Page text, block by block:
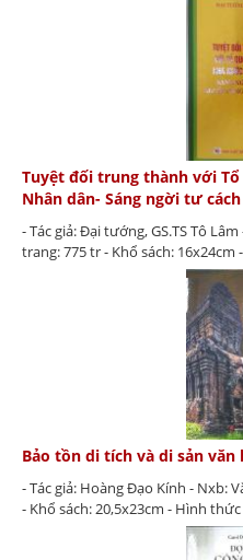
Tuyệt đối trung thành với
Nhân dân- Sáng ngời tư
- Tác giả: Đại tướng, GS.TS Tô
trang: 775 tr - Khổ sách:
Bảo tồn di tích và di sản văn
- Tác giả: Hoàng Đạo Kính - Nxb:
- Khổ sách: 20,5x23cm - Hình